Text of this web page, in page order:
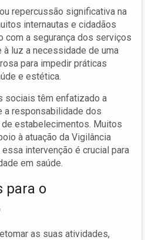
repercussão significativa na
internautas e cidadãos
com a segurança dos serviços
luz a necessidade de uma
para impedir práticas
e estética.
sociais têm enfatizado a
a responsabilidade dos
estabelecimentos. Muitos
à atuação da Vigilância
intervenção é crucial para
em saúde.
para o
as suas atividades,